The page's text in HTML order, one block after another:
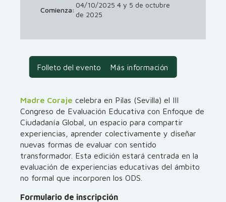
Comienza:
04/10/2025 4 y 5 de octubre
de 2025
Folleto del evento Más información
Madre Coraje celebra en Pilas (Sevilla) el III
Congreso de Evaluación Educativa con Enfoque de
Ciudadanía Global, un espacio para compartir
experiencias, aprender colectivamente y diseñar
nuevas formas de evaluar con sentido
transformador. Esta edición estará centrada en la
evaluación de experiencias educativas del ámbito
no formal que incorporen los ODS.
Formulario de inscripción